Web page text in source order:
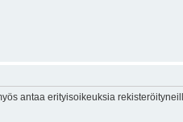
antaa erityisoikeuksia